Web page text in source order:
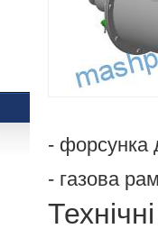
- форсунка
- газова